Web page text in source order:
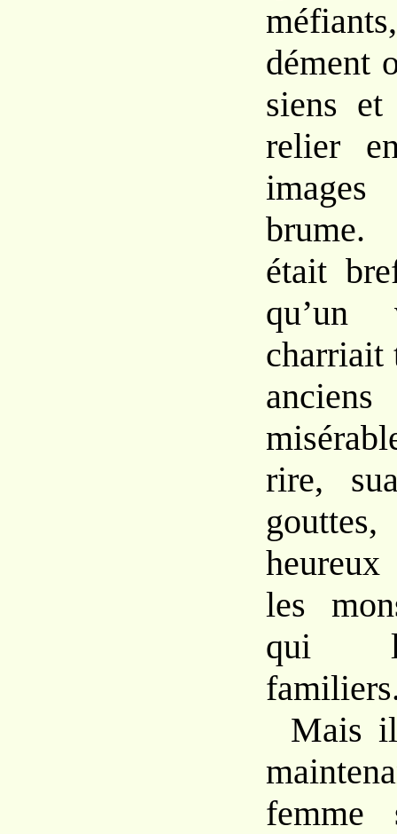
dément
siens
relier
était
qu’un
charriait
rire,
les
qui
Mais
femme